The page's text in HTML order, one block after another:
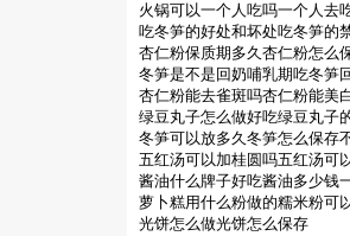
火锅可以一个人吃吗一个人去
吃冬笋的好处和坏处吃冬笋的
杏仁粉保质期多久杏仁粉怎么
冬笋是不是回奶哺乳期吃冬笋
杏仁粉能去雀斑吗杏仁粉能美
绿豆丸子怎么做好吃绿豆丸子
冬笋可以放多久冬笋怎么保存
五红汤可以加桂圆吗五红汤可
酱油什么牌子好吃酱油多少钱
萝卜糕用什么粉做的糯米粉可
光饼怎么做光饼怎么保存